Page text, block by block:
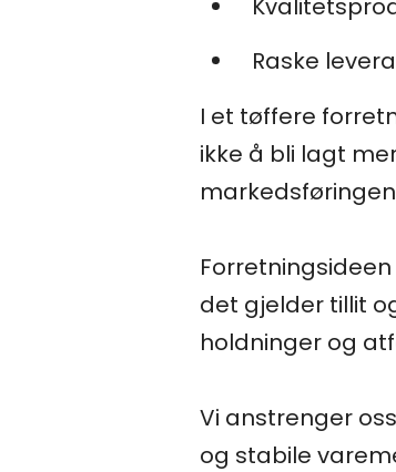
Raske
I et tøffere
ikke å bli lagt
det gjelder tillit
holdninger og
Vi anstrenger
og stabile